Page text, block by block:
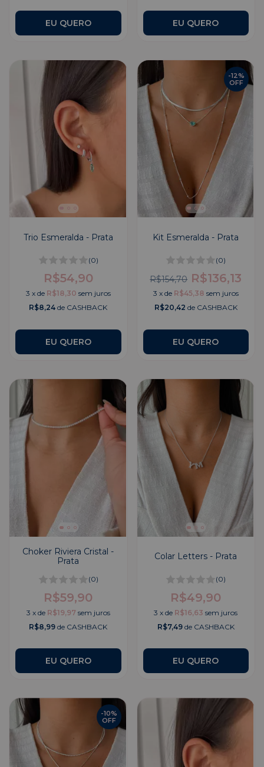
EU QUERO EU QUERO
Trio Esmeralda - Prata
(0)
R$54,90
3 x de R$18,30 sem juros
R$8,24 de CASHBACK
Kit Esmeralda - Prata
(0)
R$154,70 R$136,13
-12%
OFF
3 x de R$45,38 sem juros
R$20,42 de CASHBACK
EU QUERO
Choker Riviera Cristal -
Prata
(0)
R$59,90
3 x de R$19,97 sem juros
R$8,99 de CASHBACK
Colar Letters - Prata
(0)
R$49,90
3 xde R$16,63 sem juros
R$7,49de CASHBACK
EU QUERO
-10%
OFF